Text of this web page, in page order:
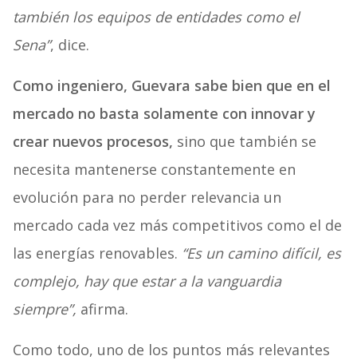
también los equipos de entidades como el
Sena”, dice.
Como ingeniero, Guevara sabe bien que en el
mercado no basta solamente con innovar y
crear nuevos procesos, sino que también se
necesita mantenerse constantemente en
evolución para no perder relevancia un
mercado cada vez más competitivos como el de
las energías renovables. “Es un camino difícil, es
complejo, hay que estar a la vanguardia
siempre”, afirma.
Como todo, uno de los puntos más relevantes